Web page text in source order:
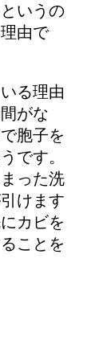
いうの
由で
る理由
がな
胞子を
です。
った洗
けます
カビを
ことを